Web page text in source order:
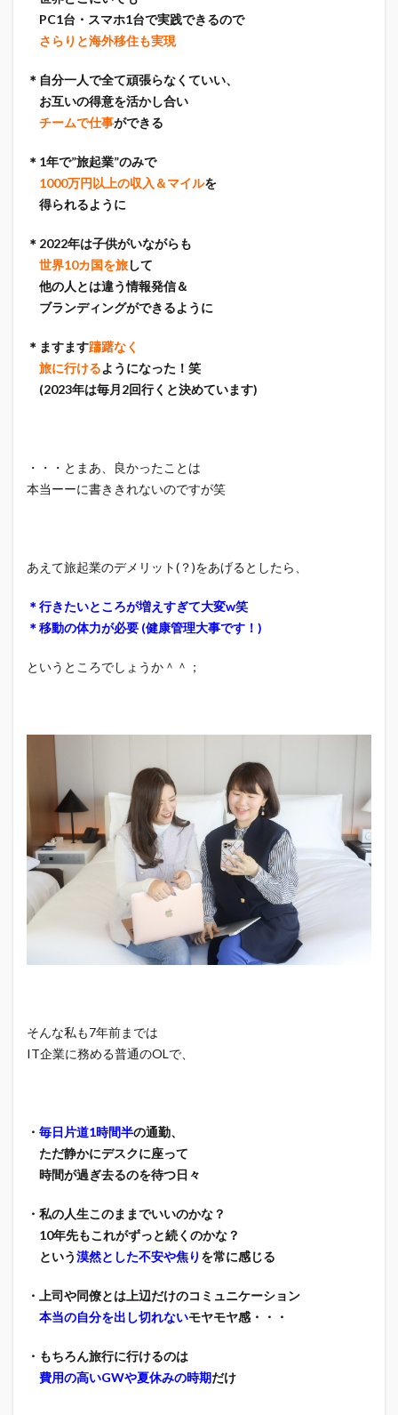
PC1台・スマホ1台で実践できるので
さらりと海外移住も実現
＊自分一人で全て頑張らなくていい、
お互いの得意を活かし合い
チームで仕事ができる
＊1年で”旅起業”のみで
1000万円以上の収入＆マイルを
得られるように
＊2022年は子供がいながらも
世界10カ国を旅して
他の人とは違う情報発信＆
ブランディングができるように
＊ますます躊躇なく
旅に行けるようになった！笑
(2023年は毎月2回行くと決めています)
・・・とまあ、良かったことは
本当ーーに書ききれないのですが笑
あえて旅起業のデメリット(？)をあげるとしたら、
＊行きたいところが増えすぎて大変w笑
＊移動の体力が必要 (健康管理大事です！)
というところでしょうか＾＾；
そんな私も7年前までは
IT企業に務める普通のOLで、
・ 毎日片道1時間半の通勤、
ただ静かにデスクに座って
時間が過ぎ去るのを待つ日々
・私の人生このままでいいのかな？
10年先もこれがずっと続くのかな？
という漠然とした不安や焦り を常に感じる
・上司や同僚とは上辺だけのコミュニケーション
本当の自分を出し切れないモヤモヤ感・・・
・もちろん旅行に行けるのは
費用の高いGWや夏休みの時期だけ